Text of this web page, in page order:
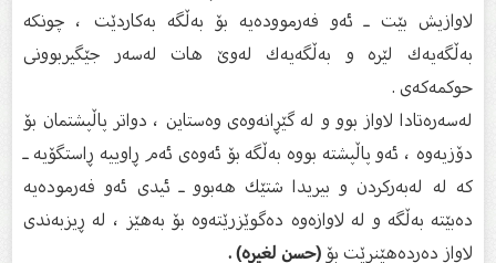
لاوازیش بێت ـ ئەو فەرموودەیە بۆ بەڵگە بەكاردێت ، چونكە
بەڵگەیەك لێرە و بەڵگەیەك لەوێ هات لەسەر جێگیربوونی
حوكمەكەی .
لەسەرەتادا لاواز بوو و لە گێڕانەوەی وەستاین ، دواتر پاڵپشتمان بۆ
دۆزیەوە ، ئەو پاڵپشتە بووە بەڵگە بۆ ئەوەی ئەم ڕاوییە ڕاستگۆیە ـ
كە لە لەبەركردن و بیریدا شتێك هەبوو ـ ئیدی ئەو فەرمودەیە
دەبێتە بەڵگە و لە لاوازەوە دەگوێزرێتەوە بۆ بەهێز ، لە ڕیزبەندی
لاواز دەردەهێنرێت بۆ(حسن لغیرە) .